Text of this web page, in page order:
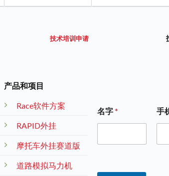
技术培训申请
产品和项目
Race软件方案
RAPID外挂
摩托车外挂赛道版
道路模拟马力机
名字* 手